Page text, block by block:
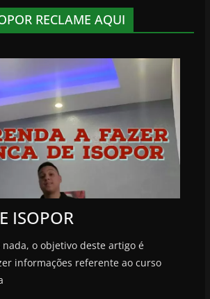
RECLAME AQUI
ISOPOR
o objetivo deste artigo é
informações referente ao curso